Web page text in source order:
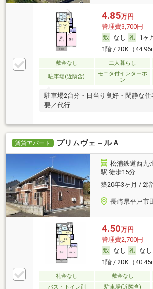
4.85万円
管理費3,700円
なし
1ヶ
1階 / 2DK（
敷金なし 二人暮らし
駐車場(近隣含)
モニタ付インターホ
ン
駐車場2台分・日当り良好・閑静な住
要／代行
賃貸アパート プリムヴェ－ルＡ
松浦鉄道西九
駅 徒歩15分
築20年3ヶ月 / 2
長崎県平戸市
4.50万円
管理費2,700円
なし
なし
1階 / 2DK（
礼金なし 敷金なし
バス・トイレ別
駐車場(近隣含)